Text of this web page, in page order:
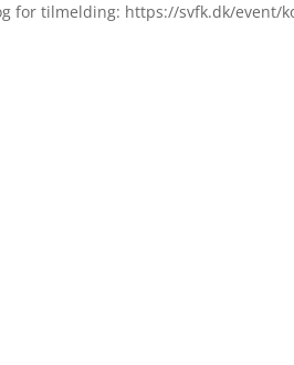
for tilmelding: https://svfk.dk/event/